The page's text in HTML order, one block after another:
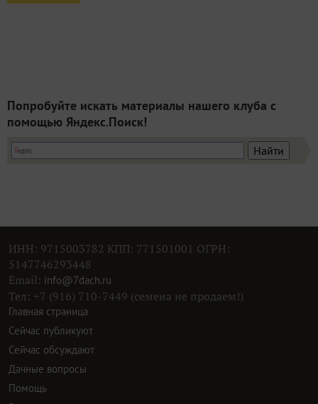
Попробуйте искать материалы нашего клуба с
помощью Яндекс.Поиск!
ИНН: 9715003782 КПП: 771501001 ОГРН:
5147746293448
Email: info@7dach.ru
Тел: +7 (916) 710-7449 (семена не продаем!)
Главная страница
Сейчас публикуют
Сейчас обсуждают
Дачные вопросы
Помощь